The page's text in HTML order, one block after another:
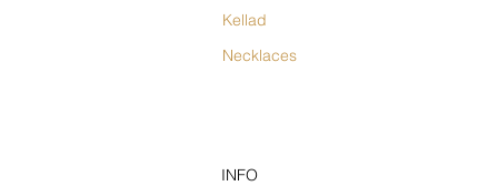
Kellad
Necklaces
INFO